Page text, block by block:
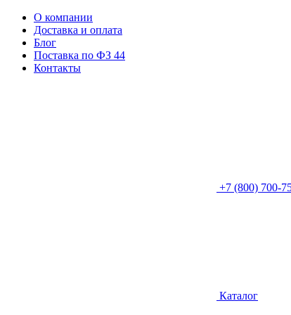
О компании
Доставка и оплата
Блог
Поставка по ФЗ 44
Контакты
+7 (800) 700-
Каталог